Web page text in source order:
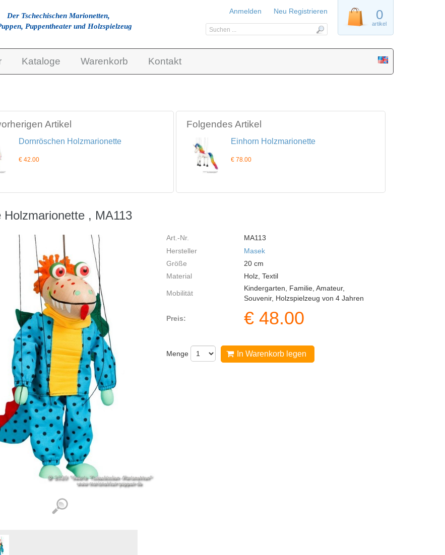
Kataloge Warenkorb Kontakt
Artikel
Dornröschen Holzmarionette
€ 42.00
Folgendes Artikel
Einhorn Holzmarionette
€ 78.00
Holzmarionette , MA113
Art.-Nr.
MA113
Hersteller
Masek
Größe
20 cm
Material
Holz, Textil
Mobilität
Kindergarten, Familie, Amateur,
Souvenir, Holzspielzeug von 4 Jahren
Preis: € 48.00
Menge In Warenkorb legen
Der Tschechischen Marionetten,
Puppentheater und Holzspielzeug
0
artikel
Anmelden Neu Registrieren